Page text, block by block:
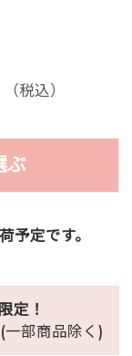
（税込）
ぶ
予定です。
定！
部商品除く)